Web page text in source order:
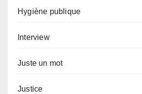
Hygiène publique
Interview
Juste un mot
Justice